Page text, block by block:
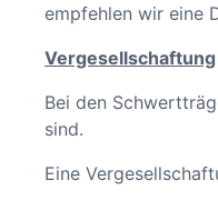
empfehlen wir eine
Vergesellschaftung
Bei den
sind.
Eine